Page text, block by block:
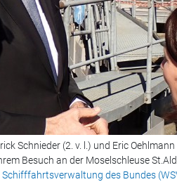
Schnieder (2. v. l.) und Eric
Besuch an der Moselschleuse
des Bundes